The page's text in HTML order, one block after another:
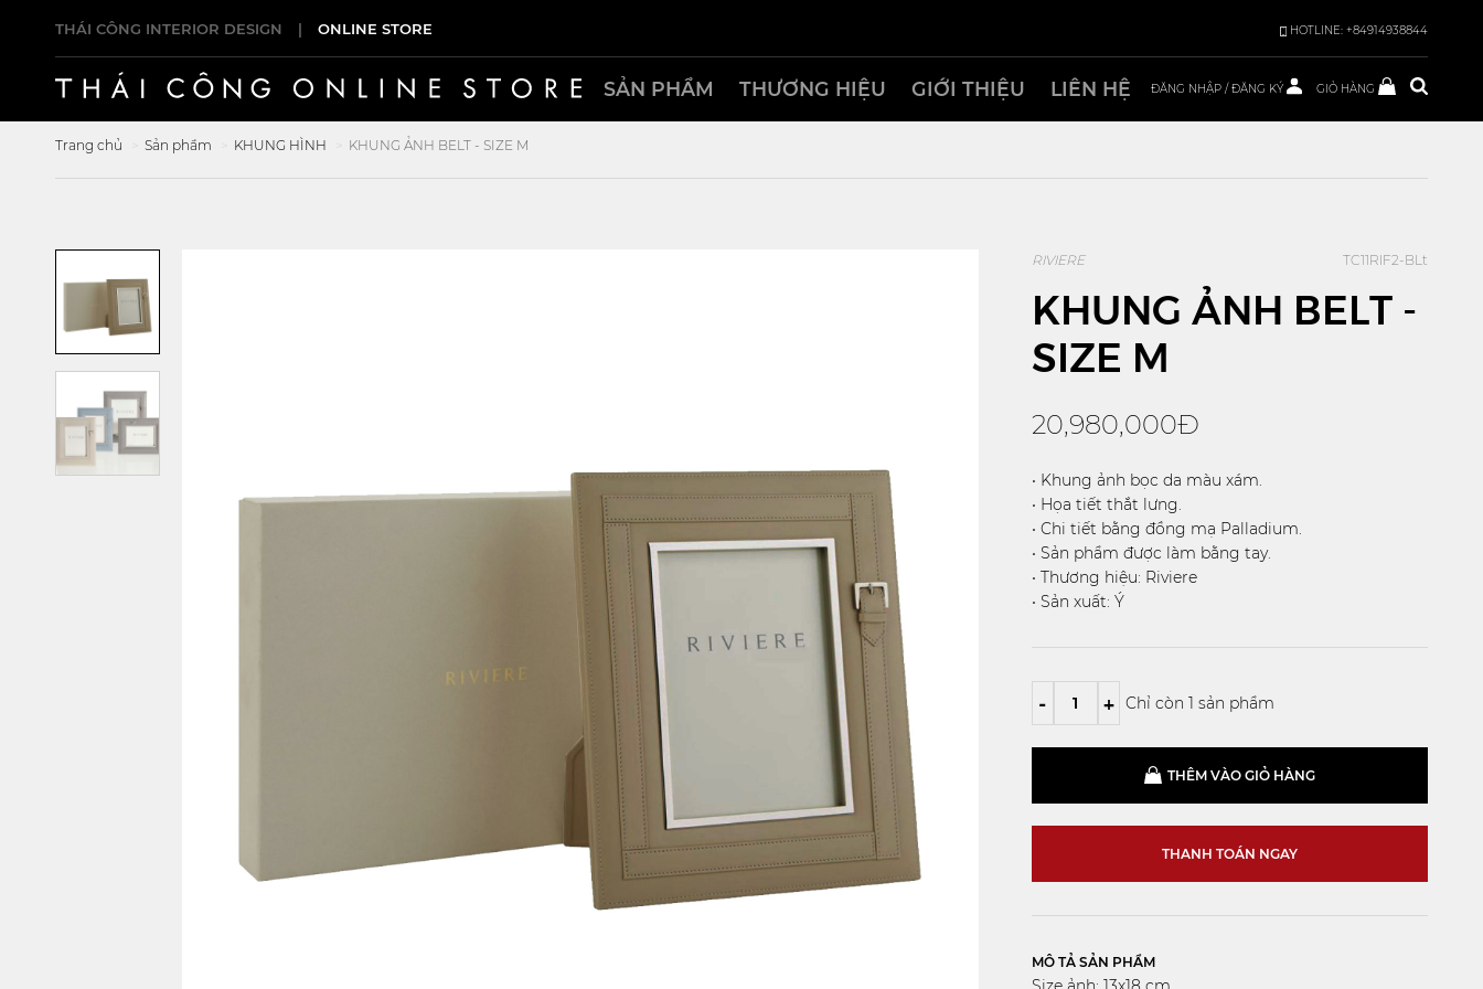
THÁI CÔNG INTERIOR DESIGN | ONLINE STORE HOTLINE: +84914938844
SẢN PHẨM THƯƠNG HIỆU GIỚI THIỆU LIÊN HỆ ĐĂNG NHẬP /ĐĂNG KÝ GIỎ HÀNG
Trang chủ Sản phẩm KHUNG HÌNH KHUNG ẢNH BELT - SIZE M
RIVIERE TC11RIF2-BLt
KHUNG ẢNH BELT -
SIZE M
20,980,000Đ
• Khung ảnh bọc da màu xám.
• Họa tiết thắt lưng.
• Chi tiết bằng đồng mạ Palladium.
• Sản phẩm được làm bằng tay.
• Thương hiệu: Riviere
• Sản xuất: Ý
- + Chỉ còn 1 sản phẩm
THÊM VÀO GIỎ HÀNG
THANH TOÁN NGAY
MÔ TẢ SẢN PHẨM